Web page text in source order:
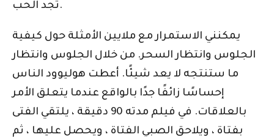
تجد الحب.
يمكنني الاستمرار مع ملايين الأمثلة حول كيفية
الجلوس وانتظار السحر. من خلال الجلوس وانتظار
ما ستنتجه لا يعد شيئًا. أعطت هوليوود الناس
إحساسًا زائفًا جدًا بالواقع عندما يتعلق الأمر
بالعلاقات. في فيلم مدته 90 دقيقة ، يلتقي الفتى
بفتاة ، ويلاحق الصبي الفتاة ، ويحصل عليها ، ثم